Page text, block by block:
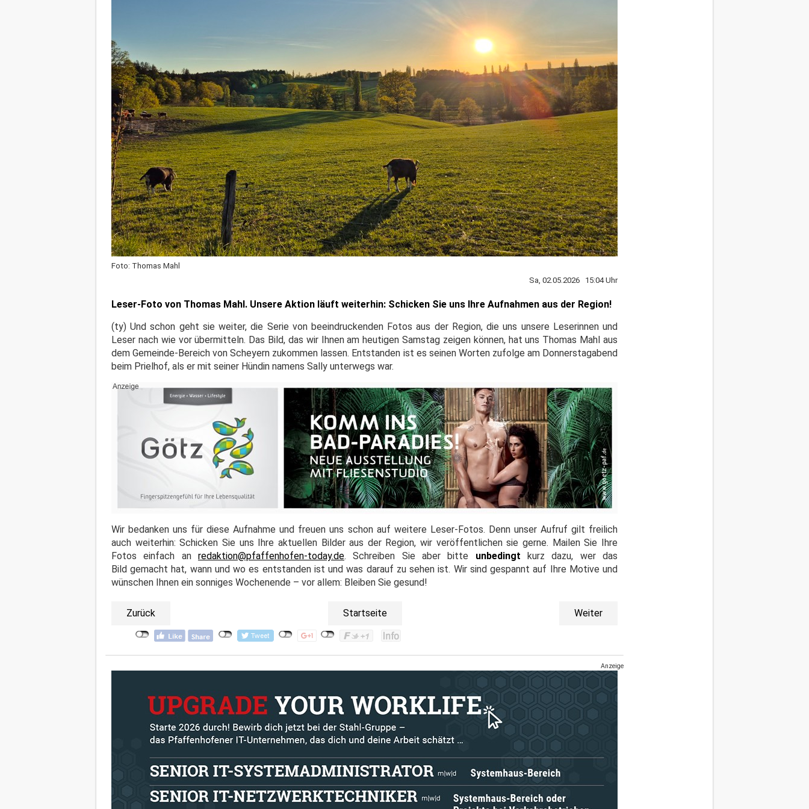
Foto: Thomas Mahl
Sa, 02.05.2026 15:04 Uhr
Leser-Foto von Thomas Mahl. Unsere Aktion läuft weiterhin: Schicken Sie uns Ihre Aufnahmen aus der Region!
(ty) Und schon geht sie weiter, die Serie von beeindruckenden Fotos aus der Region, die uns unsere Leserinnen und
Leser nach wie vor übermitteln. Das Bild, das wir Ihnen am heutigen Samstag zeigen können, hat uns Thomas Mahl aus
dem Gemeinde-Bereich von Scheyern zukommen lassen. Entstanden ist es seinen Worten zufolge am Donnerstagabend
beim Prielhof, als er mit seiner Hündin namens Sally unterwegs war.
Wir bedanken uns für diese Aufnahme und freuen uns schon auf weitere Leser-Fotos. Denn unser Aufruf gilt freilich
auch weiterhin: Schicken Sie uns Ihre aktuellen Bilder aus der Region, wir veröffentlichen sie gerne. Mailen Sie Ihre
Fotos einfach an redaktion@pfaffenhofen-today.de. Schreiben Sie aber bitte unbedingt kurz dazu, wer das
Bild gemacht hat, wann und wo es entstanden ist und was darauf zu sehen ist. Wir sind gespannt auf Ihre Motive und
wünschen Ihnen ein sonniges Wochenende – vor allem: Bleiben Sie gesund!
Zurück Startseite Weiter
Anzeige